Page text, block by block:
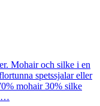
Mohair och silke i en
spetssjalar eller
mohair 30% silke
…